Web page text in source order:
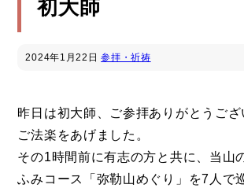
初大師
2024年1月22日 参拝・祈祷
昨日は初大師、ご参拝ありがとうご
ご法楽をあげました。
その1時間前に有志の方と共に、当山
ふみコース「弥勒山めぐり」を7人で